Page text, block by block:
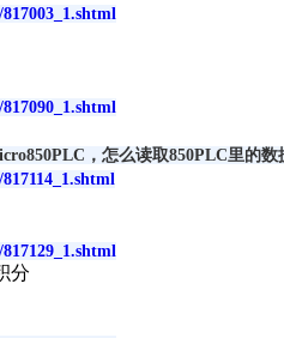
，怎么读取850PLC里的数
分